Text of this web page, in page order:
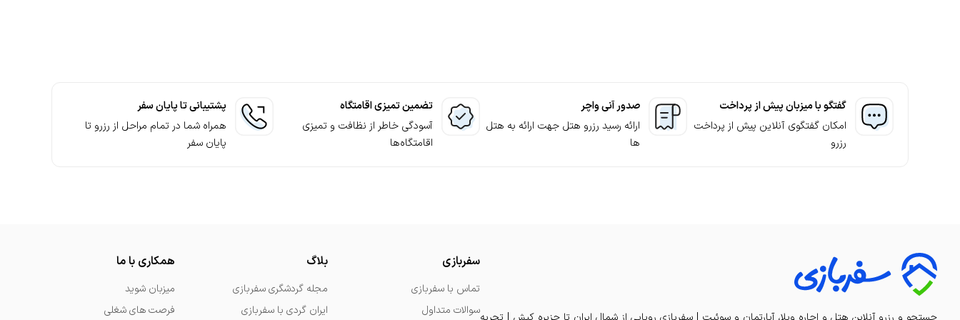
ترانسفر
گفتگو با میزبان پیش از پرداخت
امکان گفتگوی آنلاین پیش از پرداخت
رزرو
صدور آنی واچر
ارائه رسید رزرو هتل جهت ارائه به هتل
ها
تضمین تمیزی اقامتگاه
آسودگی خاطر از نظافت و تمیزی
اقامتگاه‌ها
پشتیبانی تا پایان سفر
همراه شما در تمام مراحل از رزرو تا
پایان سفر
سفربازی
تماس با سفربازی
سوالات متداول
بلاگ
مجله گردشگری سفربازی
ایران گردی با سفربازی
همکاری با ما
میزبان شوید
فرصت های شغلی